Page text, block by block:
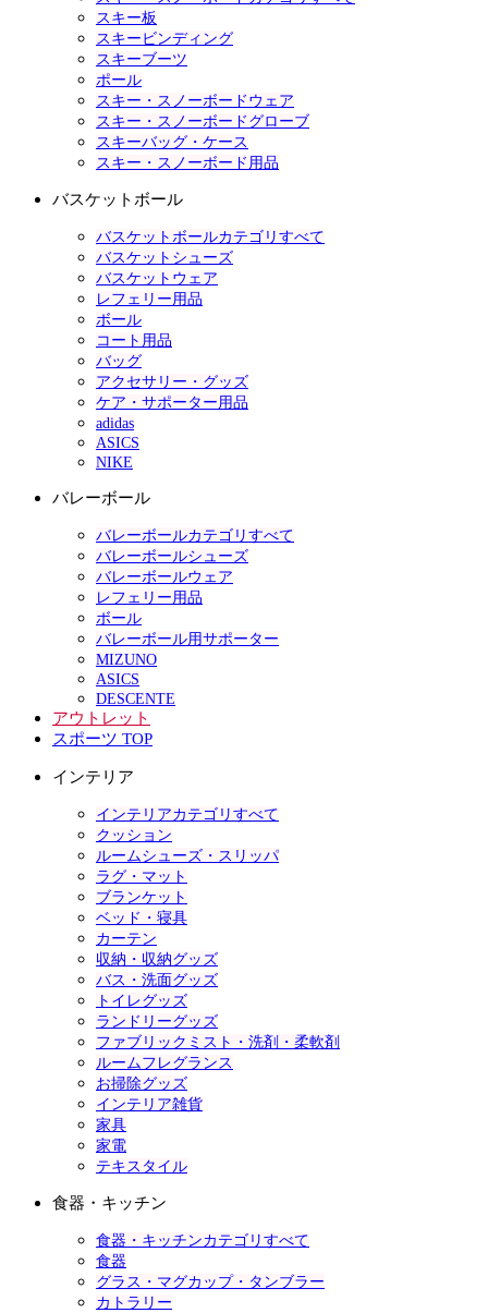
スキー板
スキービンディング
スキーブーツ
ポール
スキー・スノーボードウェア
スキー・スノーボードグローブ
スキーバッグ・ケース
スキー・スノーボード用品
バスケットボール
バスケットボールカテゴリすべて
バスケットシューズ
バスケットウェア
レフェリー用品
ボール
コート用品
バッグ
アクセサリー・グッズ
ケア・サポーター用品
adidas
ASICS
NIKE
バレーボール
バレーボールカテゴリすべて
バレーボールシューズ
バレーボールウェア
レフェリー用品
ボール
バレーボール用サポーター
MIZUNO
ASICS
DESCENTE
アウトレット
スポーツ TOP
インテリア
インテリアカテゴリすべて
クッション
ルームシューズ・スリッパ
ラグ・マット
ブランケット
ベッド・寝具
カーテン
収納・収納グッズ
バス・洗面グッズ
トイレグッズ
ランドリーグッズ
ファブリックミスト・洗剤・柔軟剤
ルームフレグランス
お掃除グッズ
インテリア雑貨
家具
家電
テキスタイル
食器・キッチン
食器・キッチンカテゴリすべて
食器
グラス・マグカップ・タンブラー
カトラリー